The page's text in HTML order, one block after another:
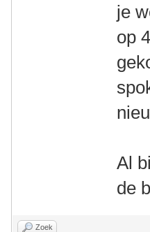
je
op
Al
de
Zoek